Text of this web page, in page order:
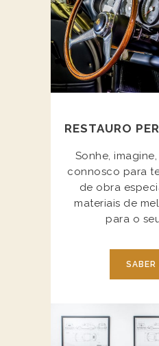
RESTAURO
Sonhe,
connosco para
de obra
materiais de
para o
SABER